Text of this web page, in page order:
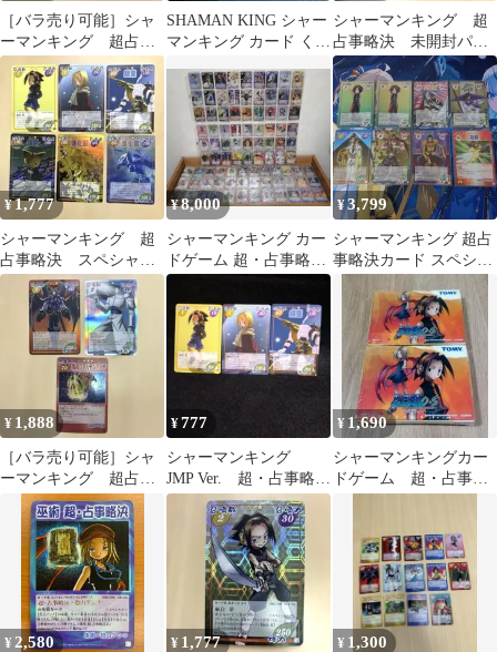
［バラ売り可能］シャ
ーマンキング 超占事
略決 スペシャル ま
とめ売り
SHAMAN KING シャー
マンキング カード くの
シャーマンキング 超
占事略決 未開封パッ
ク まとめ売り
¥1,777
シャーマンキング 超
占事略決 スペシャ
ル まとめ売り
¥8,000
シャーマンキング カー
ドゲーム 超・占事略決
Glico Ver90種類 未開封
¥3,799
シャーマンキング 超占
事略決カード スペシャ
ルレア8枚セット
¥ 1,888
［バラ売り可能］シャ
ーマンキング 超占事
略決 スペシャルレ
ア まとめ売り
¥777
シャーマンキング
JMP Ver. 超・占事略決
3枚セット
¥ 1,690
シャーマンキングカー
ドゲーム 超・占事略
¥ 2,580 ¥ 1,777 ¥ 1,300